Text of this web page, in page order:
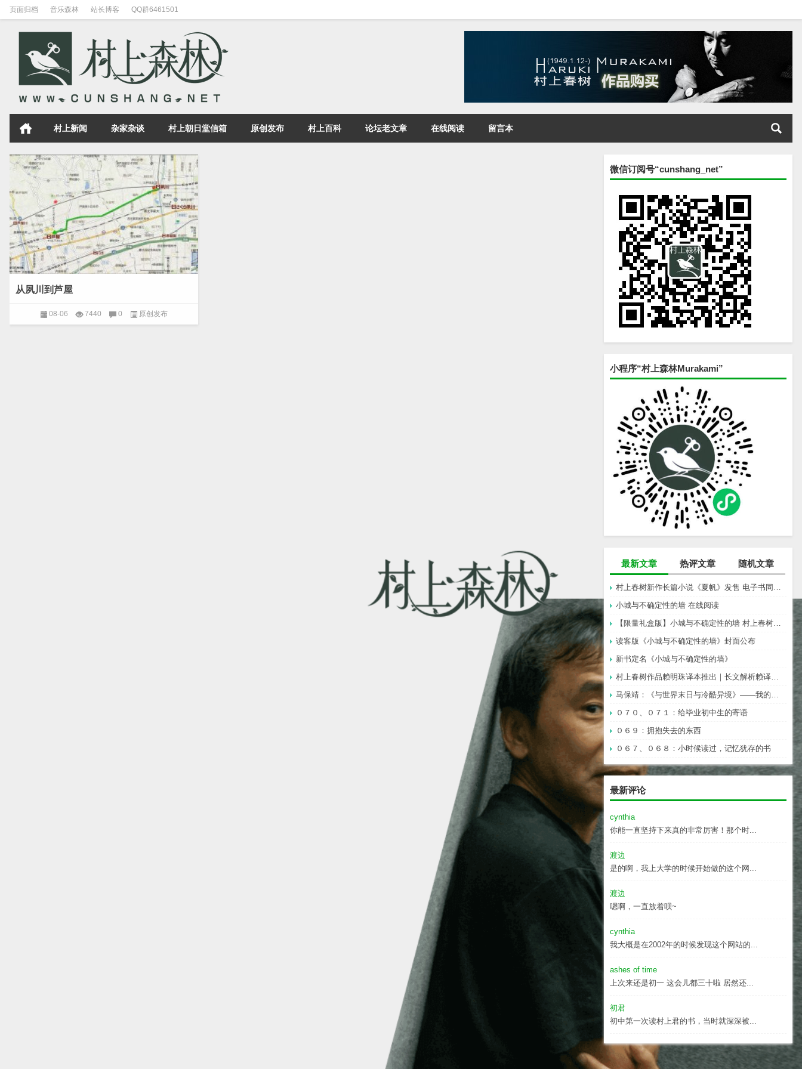
页面归档 音乐森林 站长博客 QQ群6461501
村上新闻 杂家杂谈 村上朝日堂信箱 原创发布 村上百科 论坛老文章 在线阅读 留言本
微信订阅号“cunshang_net”
小程序“村上森林Murakami”
最新文章 热评文章 随机文章
小城与不确定性的墙 在线阅读
读客版《小城与不确定性的墙》封面公布
新书定名《小城与不确定性的墙》
０７０、０７１：给毕业初中生的寄语
０６９：拥抱失去的东西
０６７、０６８：小时候读过，记忆犹存的书
最新评论
cynthia
你能一直坚持下来真的非常厉害！那个时...
渡边
是的啊，我上大学的时候开始做的这个网...
渡边
嗯啊，一直放着呗~
cynthia
我大概是在2002年的时候发现这个网站的...
ashes of time
上次来还是初一 这会儿都三十啦 居然还...
初君
初中第一次读村上君的书，当时就深深被...
从夙川到芦屋
08-06 7440 0 原创发布